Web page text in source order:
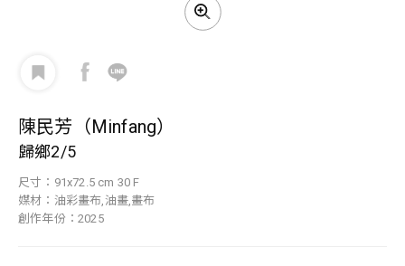
陳民芳（Minfang）
歸鄉2/5
尺寸：91x72.5 cm 30 F
媒材：油彩畫布,油畫,畫布
創作年份：2025